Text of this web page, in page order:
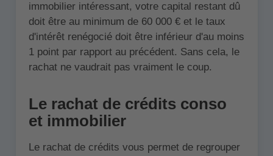
immobilier intéressant, votre capital restant dû
doit être au minimum de 60 000 € et le taux
d'intérêt renégocié doit être inférieur d'au moins
1 point par rapport au précédent. Sans cela, le
rachat ne vaudrait pas vraiment le coup.
Le rachat de crédits conso
et immobilier
Le rachat de crédits vous permet de regrouper